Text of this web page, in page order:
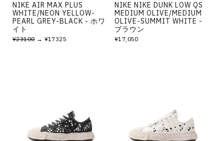
NIKE AIR MAX PLUS
WHITE/NEON YELLOW-
PEARL GREY-BLACK - ホワ
イト
¥23100→ ¥17325
NIKE NIKE DUNK LOW QS
MEDIUM OLIVE/MEDIUM
OLIVE-SUMMIT WHITE -
ブラウン
¥17,050